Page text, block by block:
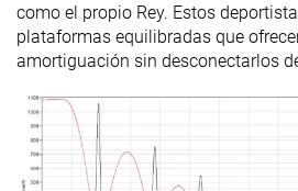
como el propio Rey. Estos
plataformas equilibradas que
amortiguación sin desconectarlos